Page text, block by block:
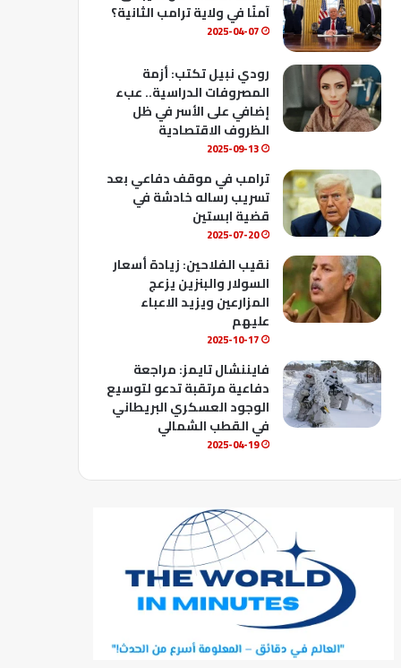
b
e
آمنًا في ولاية ترامب الثانية؟
2025-04-07
رودي نبيل تكتب: أزمة
المصروفات الدراسية.. عبء
إضافي على الأسر في ظل
الظروف الاقتصادية
2025-09-13
ترامب في موقف دفاعي بعد
تسريب رساله خادشة في
قضية ابستين
2025-07-20
نقيب الفلاحين: زيادة أسعار
السولار والبنزين يزعج
المزارعين ويزيد الاعباء
عليهم
2025-10-17
فايننشال تايمز: مراجعة
دفاعية مرتقبة تدعو لتوسيع
الوجود العسكري البريطاني
في القطب الشمالي
2025-04-19